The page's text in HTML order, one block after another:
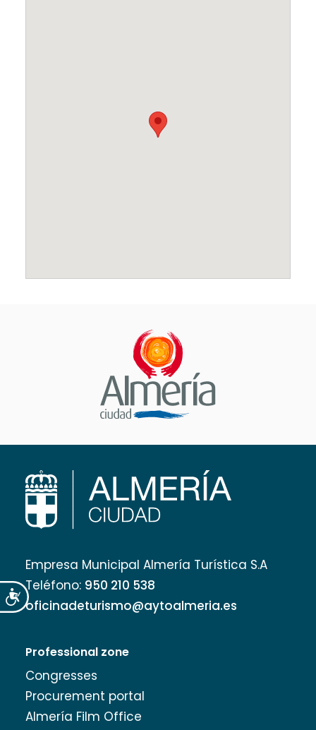
Accesibilidad
Empresa Municipal Almería Turística S.A
Teléfono: 950 210 538
oficinadeturismo@aytoalmeria.es
Professional zone
Congresses
Procurement portal
Almería Film Office